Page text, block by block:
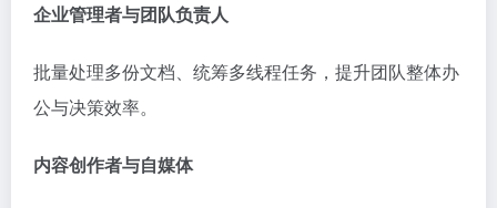
企业管理者与团队负责人
批量处理多份文档、统筹多线程任务，提升团队整体办
公与决策效率。
内容创作者与自媒体